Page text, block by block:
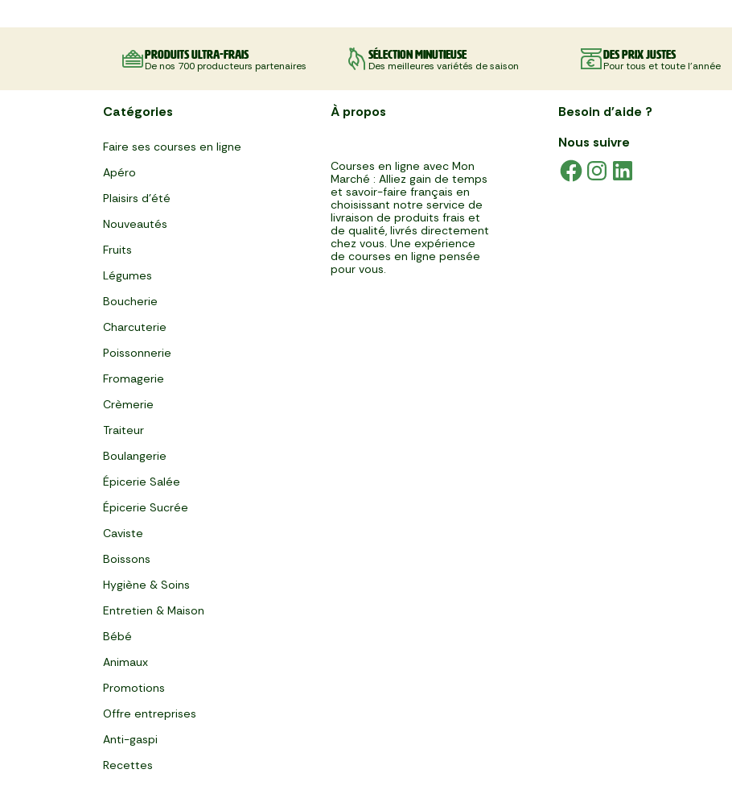
Produits ultra-frais
De nos 700 producteurs partenaires
Sélection minutieuse
Des meilleures variétés de saison
Des prix justes
Pour tous et toute l'année
Catégories
Faire ses courses en ligne
Apéro
Plaisirs d'été
Nouveautés
Fruits
Légumes
Boucherie
Charcuterie
Poissonnerie
Fromagerie
Crèmerie
Traiteur
Boulangerie
Épicerie Salée
Épicerie Sucrée
Caviste
Boissons
Hygiène & Soins
Entretien & Maison
Bébé
Animaux
Promotions
Offre entreprises
Anti-gaspi
Recettes
À propos
Courses en ligne avec Mon
Marché : Alliez gain de temps
et savoir-faire français en
choisissant notre service de
livraison de produits frais et
de qualité, livrés directement
chez vous. Une expérience
de courses en ligne pensée
pour vous.
Besoin d'aide ?
Nous suivre